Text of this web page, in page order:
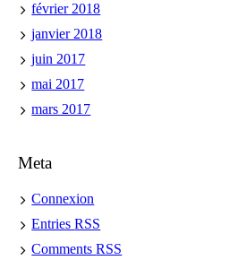
février 2018
janvier 2018
juin 2017
mai 2017
mars 2017
Meta
Connexion
EntriesRSS
CommentsRSS